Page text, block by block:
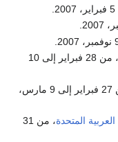
، من 28 فبراير إلى 10
، من 27 فبراير إلى 9 مارس،
المتحدة
، من 31